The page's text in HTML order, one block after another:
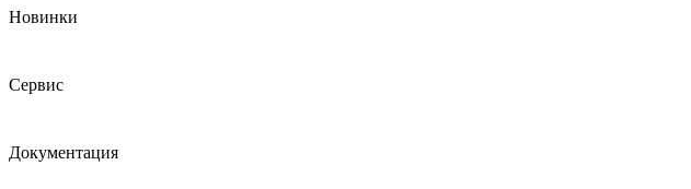
Новинки
Сервис
Документация